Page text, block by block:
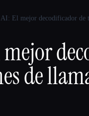
El mejor decodificador de
mejor
de